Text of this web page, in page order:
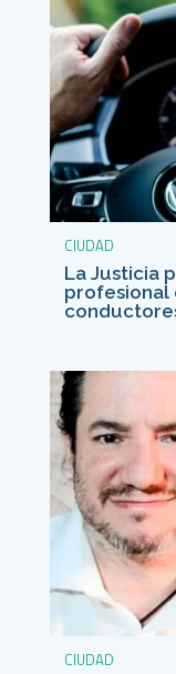
CIUDAD
La Justicia
profesional
CIUDAD